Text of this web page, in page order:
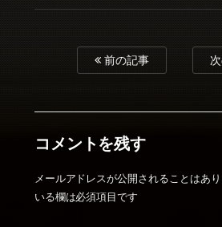
前の記事
コメントを残す
メールアドレスが公開されることはあり
いる欄は必須項目です